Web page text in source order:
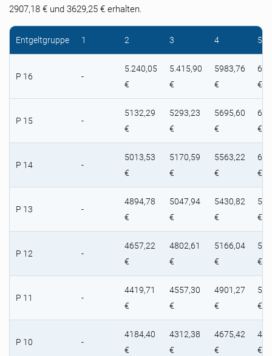
2907,18 € und 3629,25 € erhalten.
Entgeltgruppe 1 2 3 4 5
P 16 -
5.240,05
€
5.415,90
€
5983,76
€
€
P 15 -
5132,29
€
5293,23
€
5695,60
€
€
P 14 -
5013,53
€
5170,59
€
5563,22
€
€
P 13 -
4894,78
€
5047,94
€
5430,82
€
€
P 12 -
4657,22
€
4802,61
€
5166,04
€
€
P 11 -
4419,71
€
4557,30
€
4901,27
€
€
P 10 -
4184,40
€
4312,38
€
4675,42
€
€